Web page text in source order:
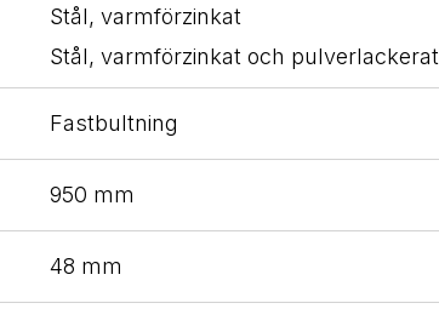
Stål, varmförzinkat
Stål, varmförzinkat och pulverlackerat
Fastbultning
950 mm
48 mm